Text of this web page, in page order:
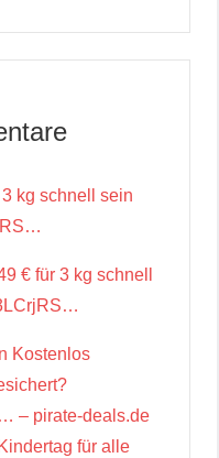
kg schnell sein
€ für 3 kg schnell
Kostenlos
– pirate-deals.de
für alle